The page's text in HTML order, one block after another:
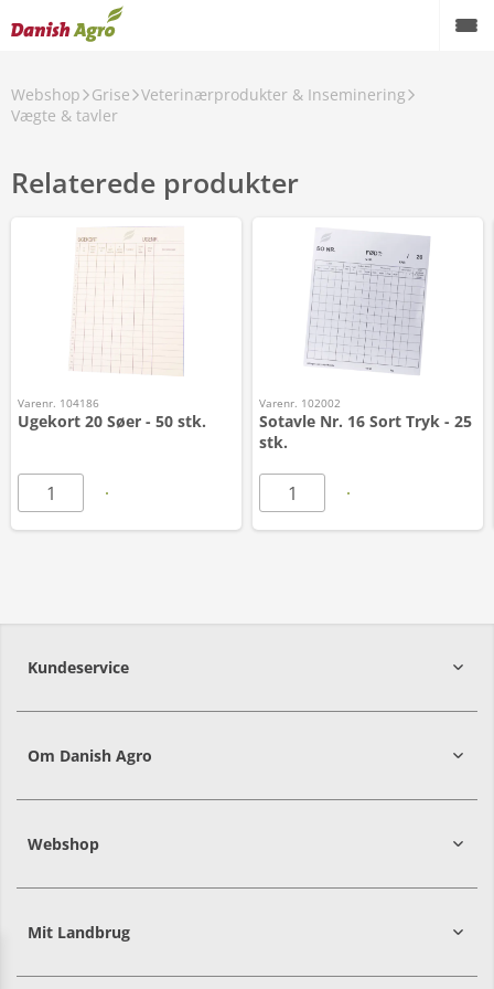
Webshop Grise Veterinærprodukter & Inseminering
Vægte & tavler
Relaterede produkter
Varenr. 104186
Ugekort 20 Søer - 50 stk.
Varenr. 102002
Sotavle Nr. 16 Sort Tryk - 25
stk.
Kundeservice
Om Danish Agro
Webshop
Mit Landbrug